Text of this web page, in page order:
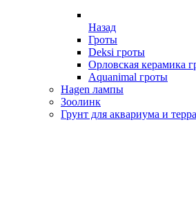
Назад
Гроты
Deksi гроты
Орловская керамика
Aquanimal гроты
Hagen лампы
Зоолинк
Грунт для аквариума и